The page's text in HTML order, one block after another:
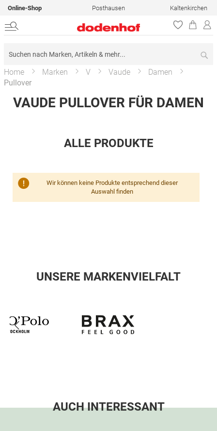
Online-Shop Posthausen Kaltenkirchen
Home Marken V Vaude
Damen
Pullover
VAUDE PULLOVER FÜR DAMEN
ALLE PRODUKTE
Wir können keine Produkte entsprechend dieser
Auswahl finden
UNSERE MARKENVIELFALT
AUCH INTERESSANT